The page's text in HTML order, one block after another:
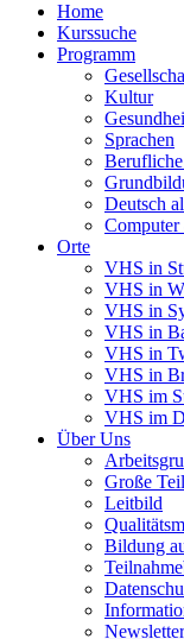
Home
Kurssuche
Programm
Kultur
Sprachen
Deutsch
Orte
VHS in
VHS in
VHS in
VHS in
VHS in
VHS in
VHS im
VHS im
Über Uns
Große
Leitbild
Bildung
Newsletter